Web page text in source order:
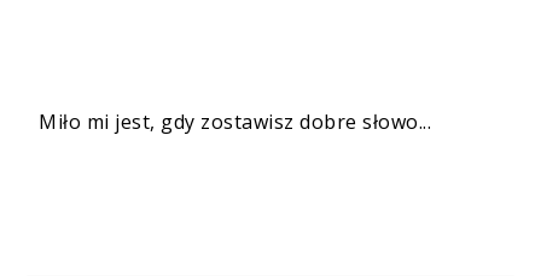
Miło mi jest, gdy zostawisz dobre słowo...